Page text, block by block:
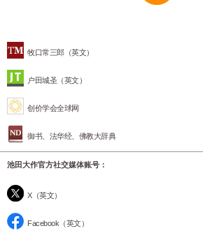
牧口常三郎（英文）
户田城圣（英文）
创价学会全球网
御书、法华经、佛教大辞典
池田大作官方社交媒体账号：
X（英文）
Facebook（英文）